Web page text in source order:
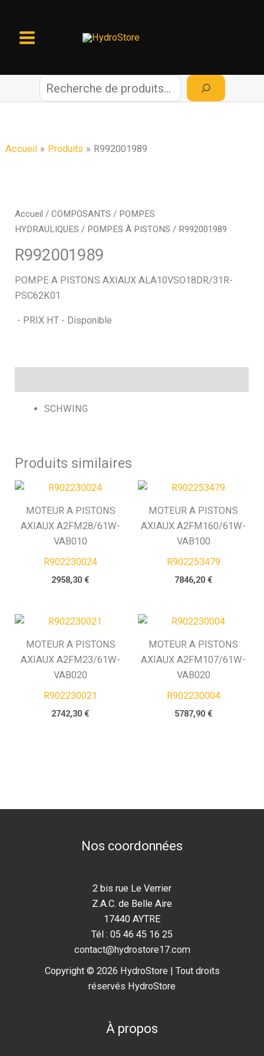
contenu
c
r
c
h
e
Accueil Produits R992001989
Accueil /COMPOSANTS / POMPES
HYDRAULIQUES / POMPES À PISTONS / R992001989
R992001989
POMPE A PISTONS AXIAUX ALA10VSO18DR/31R-
PSC62K01
- PRIX HT - Disponible
SCHWING
Produits similaires
MOTEUR A PISTONS
AXIAUX A2FM28/61W-
VAB010
R902230024
2958,30€
MOTEUR A PISTONS
AXIAUX A2FM160/61W-
VAB100
R902253479
7846,20 €
MOTEUR A PISTONS
AXIAUX A2FM23/61W-
VAB020
R902230021
2742,30€
MOTEUR A PISTONS
AXIAUX A2FM107/61W-
VAB020
R902230004
5787,90 €
Nos coordonnées
2 bis rue Le Verrier
Z.A.C. de Belle Aire
17440 AYTRE
Tél : 05 46 45 16 25
contact@hydrostore17.com
Copyright © 2026 HydroStore | Tout droits
réservés HydroStore
À propos